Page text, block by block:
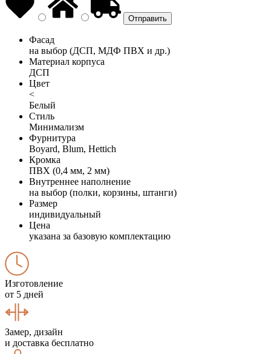
Фасад
на выбор (ДСП, МДФ ПВХ и др.)
Материал корпуса
ДСП
Цвет
<
Белый
Стиль
Минимализм
Фурнитура
Boyard, Blum, Hettich
Кромка
ПВХ (0,4 мм, 2 мм)
Внутреннее наполнение
на выбор (полки, корзины, штанги)
Размер
индивидуальный
Цена
указана за базовую комплектацию
Изготовление
от 5 дней
Замер, дизайн
и доставка бесплатно